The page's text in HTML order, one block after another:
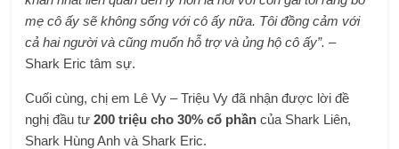
mẹ cô ấy sẽ không sống với cô ấy nữa. Tôi đồng cảm với
cả hai người và cũng muốn hỗ trợ và ủng hộ cô ấy”. –
Shark Eric tâm sự.
Cuối cùng, chị em Lê Vy – Triệu Vy đã nhận được lời đề
nghị đầu tư200 triệu cho 30% cổ phần của Shark Liên,
Shark Hùng Anh và Shark Eric.